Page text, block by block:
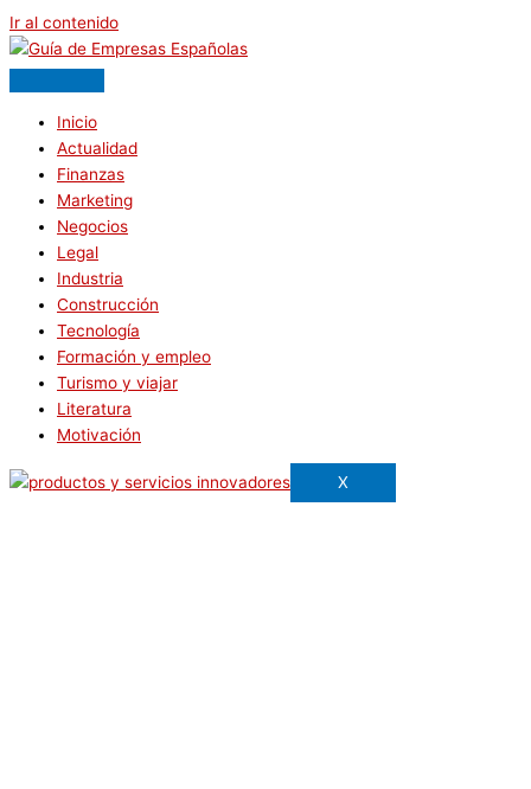
Ir al contenido
Inicio
Actualidad
Finanzas
Marketing
Negocios
Legal
Industria
Construcción
Tecnología
Formación y empleo
Turismo y viajar
Literatura
Motivación
X